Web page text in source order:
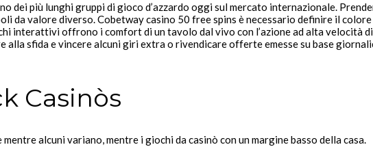
dei più lunghi gruppi di gioco d’azzardo oggi sul mercato internazionale.
da valore diverso. Cobetway casino 50 free spins è necessario definire il
interattivi offrono i comfort di un tavolo dal vivo con l’azione ad alta velocità
alla sfida e vincere alcuni giri extra o rivendicare offerte emesse su base
Casinòs
alcuni variano, mentre i giochi da casinò con un margine basso della casa.